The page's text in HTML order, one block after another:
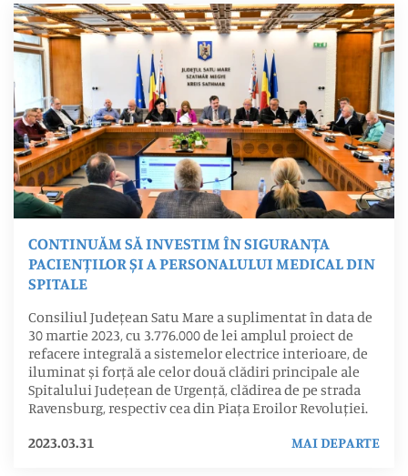
CONTINUĂM SĂ INVESTIM ÎN SIGURANȚA
PACIENȚILOR ȘI A PERSONALULUI MEDICAL DIN
SPITALE
Consiliul Județean Satu Mare a suplimentat în data de
30 martie 2023, cu 3.776.000 de lei amplul proiect de
refacere integrală a sistemelor electrice interioare, de
iluminat și forță ale celor două clădiri principale ale
Spitalului Județean de Urgență, clădirea de pe strada
Ravensburg, respectiv cea din Piața Eroilor Revoluției.
2023.03.31
MAI DEPARTE